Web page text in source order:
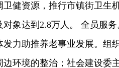
健资源，推行市镇街卫生
象达到2.8万人。 全员服务
力助推养老事业发展。组
环境的整治；社会建设委